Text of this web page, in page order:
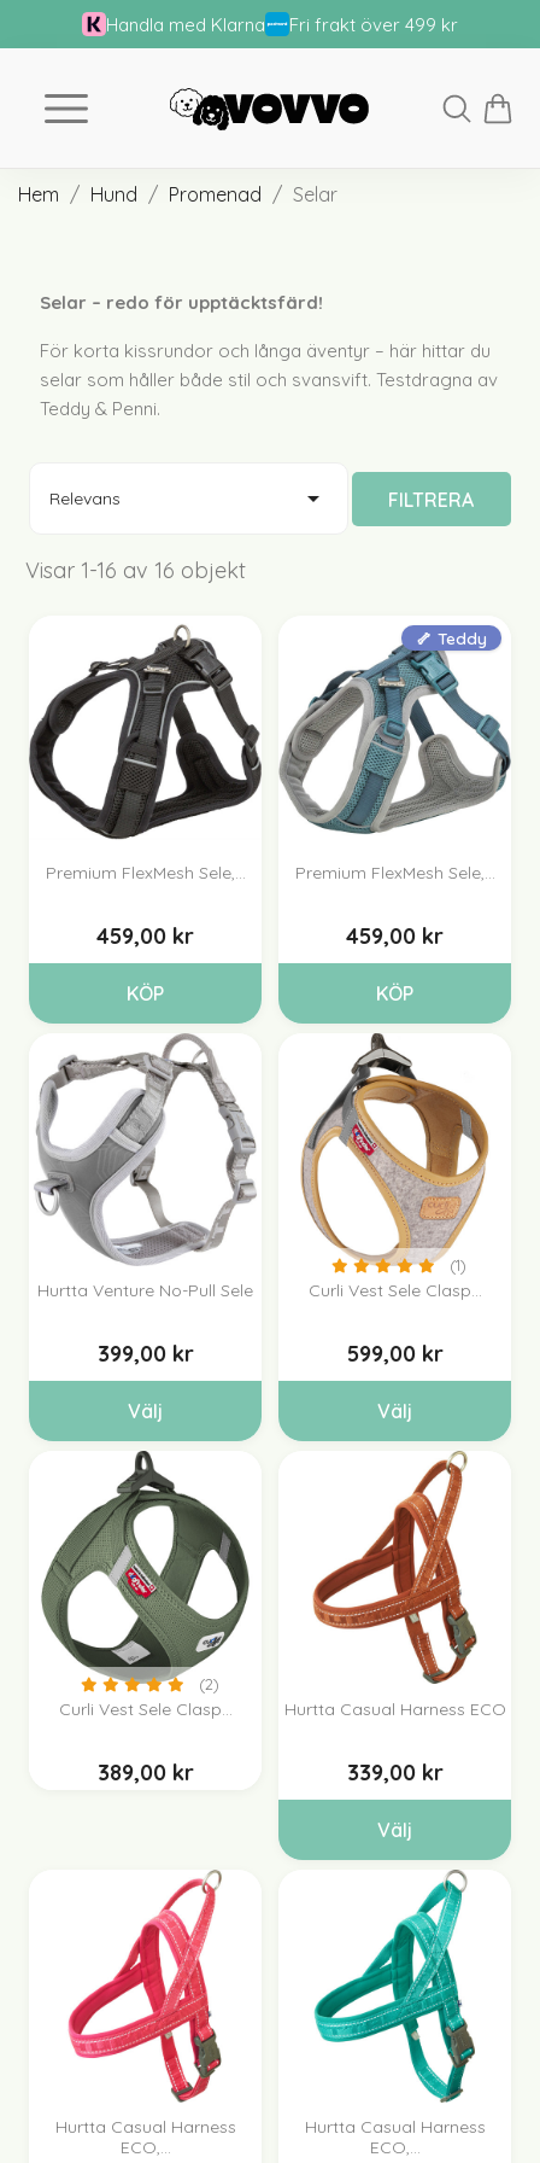
Handla med Klarna Fri frakt över 499 kr
Hem Hund Promenad Selar
Selar – redo för upptäcktsfärd!
För korta kissrundor och långa äventyr – här hittar du
selar som håller både stil och svansvift. Testdragna av
Teddy & Penni.
Relevans  FILTRERA
Visar 1-16 av 16 objekt
Premium FlexMesh Sele,...
459,00 kr
KÖP
🦴 Teddy
Premium FlexMesh Sele,...
459,00 kr
KÖP
Hurtta Venture No-Pull Sele
399,00 kr
Välj
Curli Vest Sele Clasp...
599,00 kr
Välj
(1)
(2)
Curli Vest Sele Clasp...
389,00 kr
(2)
Hurtta Casual Harness ECO
339,00 kr
Välj
Hurtta Casual Harness
ECO,...
Hurtta Casual Harness
ECO,...